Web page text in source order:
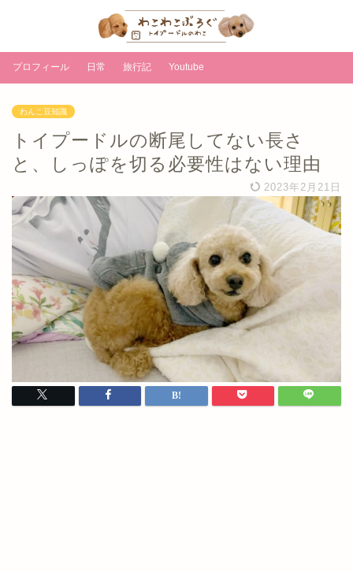
プロフィール 日常 旅行記 Youtube
わんこ豆知識
トイプードルの断尾してない長さ
と、しっぽを切る必要性はない理由
2023年2月21日